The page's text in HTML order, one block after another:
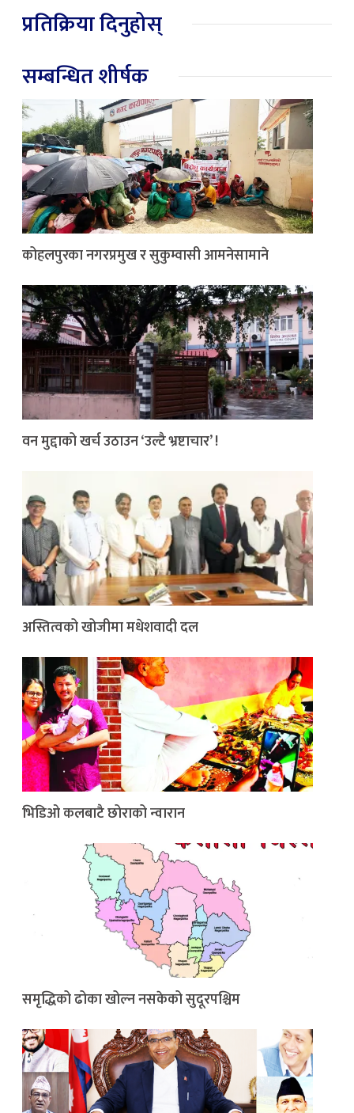
प्रतिक्रिया दिनुहोस्
सम्बन्धित शीर्षक
कोहलपुरका नगरप्रमुख र सुकुम्वासी आमनेसामाने
वन मुद्दाको खर्च उठाउन ‘उल्टै भ्रष्टाचार’ !
अस्तित्वको खोजीमा मधेशवादी दल
भिडिओ कलबाटै छोराको न्वारान
समृद्धिको ढोका खोल्न नसकेको सुदूरपश्चिम